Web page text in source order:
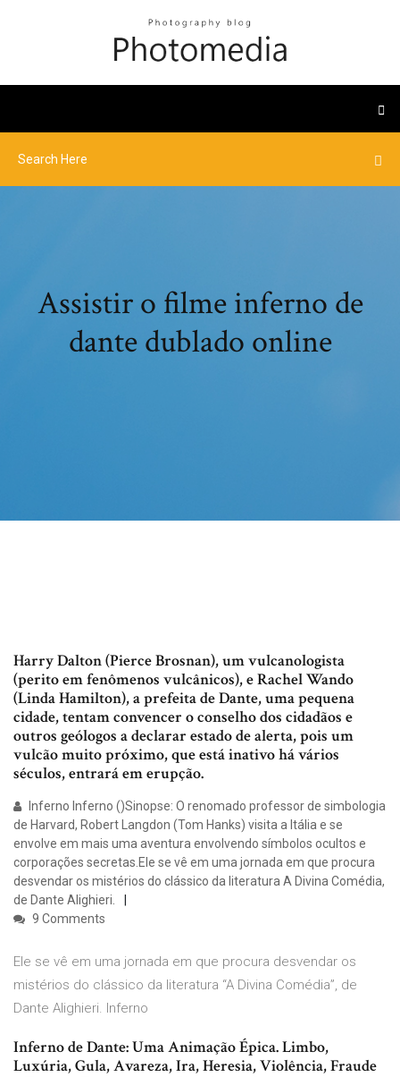
Assistir o filme inferno de
dante dublado online
Harry Dalton (Pierce Brosnan), um vulcanologista
(perito em fenômenos vulcânicos), e Rachel Wando
(Linda Hamilton), a prefeita de Dante, uma pequena
cidade, tentam convencer o conselho dos cidadãos e
outros geólogos a declarar estado de alerta, pois um
vulcão muito próximo, que está inativo há vários
séculos, entrará em erupção.
Inferno Inferno ()Sinopse: O renomado professor de simbologia
de Harvard, Robert Langdon (Tom Hanks) visita a Itália e se
envolve em mais uma aventura envolvendo símbolos ocultos e
corporações secretas.Ele se vê em uma jornada em que procura
desvendar os mistérios do clássico da literatura A Divina Comédia,
de Dante Alighieri.
9 Comments
Ele se vê em uma jornada em que procura desvendar os
mistérios do clássico da literatura “A Divina Comédia”, de
Dante Alighieri. Inferno
Inferno de Dante: Uma Animação Épica. Limbo,
Luxúria, Gula, Avareza, Ira, Heresia, Violência, Fraude